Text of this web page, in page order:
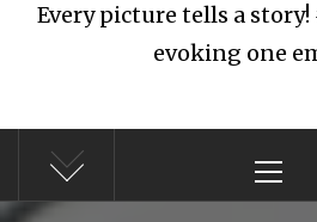
Every picture tells a story!
evoking one